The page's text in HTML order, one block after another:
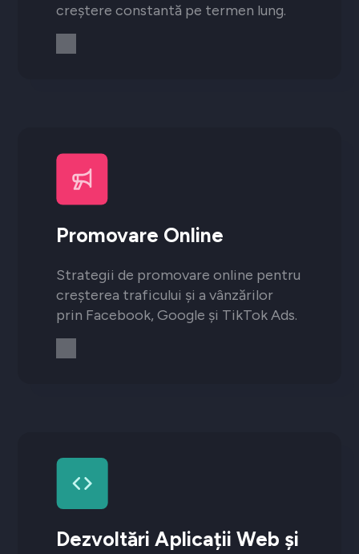
creștere constantă pe termen lung.
Promovare Online
Strategii de promovare online pentru
creșterea traficului și a vânzărilor
prin Facebook, Google și TikTok Ads.
Dezvoltări Aplicații Web și